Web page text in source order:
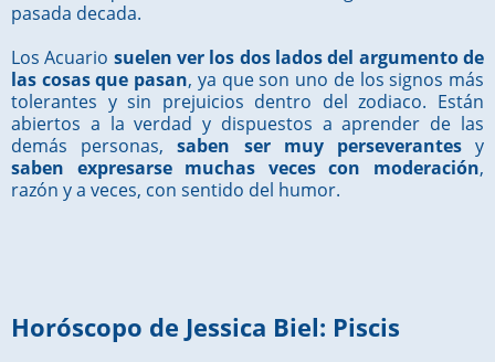
pasada decada.
Los Acuario suelen ver los dos lados del argumento de
las cosas que pasan, ya que son uno de los signos más
tolerantes y sin prejuicios dentro del zodiaco. Están
abiertos a la verdad y dispuestos a aprender de las
demás personas,saben ser muy perseverantesy
saben expresarse muchas veces con moderación,
razón y a veces, con sentido del humor.
Horóscopo de Jessica Biel: Piscis